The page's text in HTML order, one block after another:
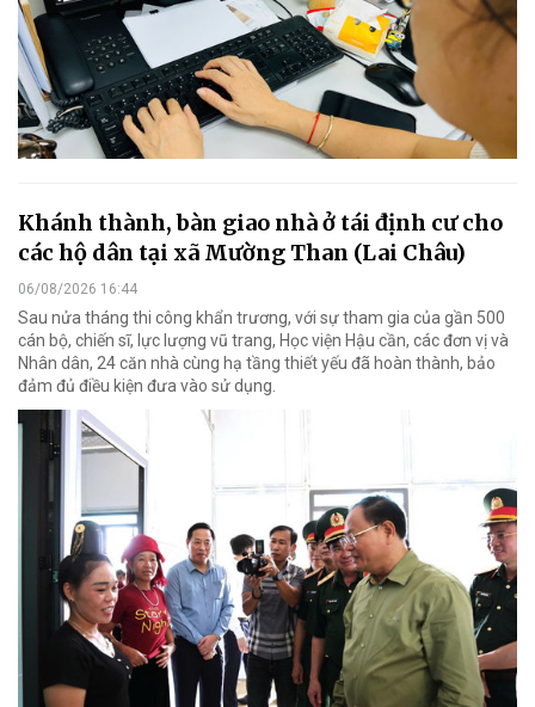
Khánh thành, bàn giao nhà ở tái định cư cho
các hộ dân tại xã Mường Than (Lai Châu)
06/08/2026 16:44
Sau nửa tháng thi công khẩn trương, với sự tham gia của gần 500
cán bộ, chiến sĩ, lực lượng vũ trang, Học viện Hậu cần, các đơn vị và
Nhân dân, 24 căn nhà cùng hạ tầng thiết yếu đã hoàn thành, bảo
đảm đủ điều kiện đưa vào sử dụng.